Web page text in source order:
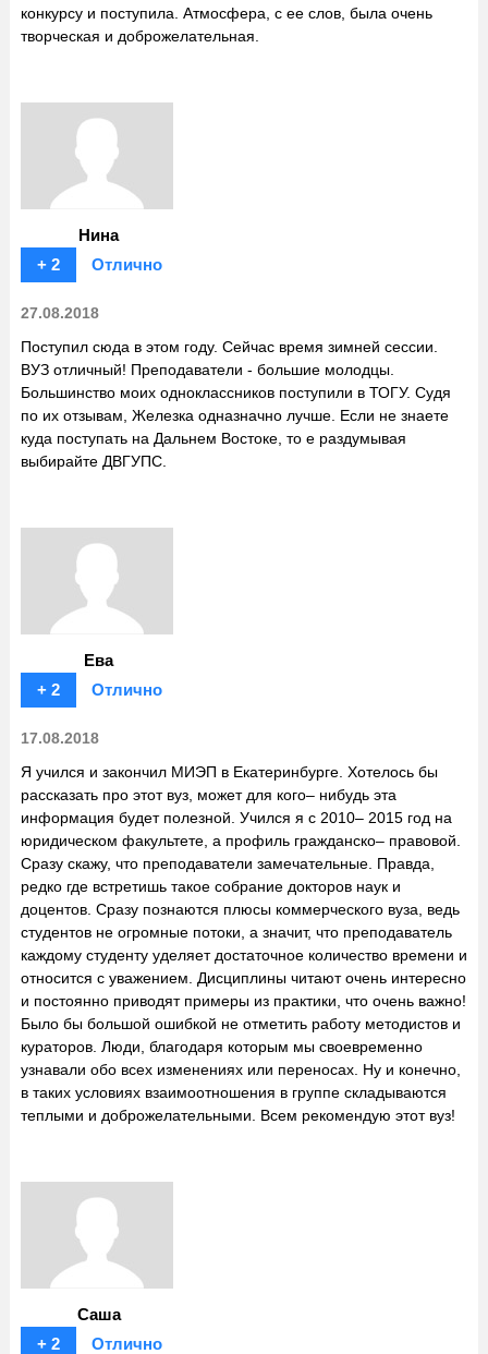
конкурсу и поступила. Атмосфера, с ее слов, была очень
творческая и доброжелательная.
Нина
+ 2
Отлично
27.08.2018
Поступил сюда в этом году. Сейчас время зимней сессии.
ВУЗ отличный! Преподаватели - большие молодцы.
Большинство моих одноклассников поступили в ТОГУ. Судя
по их отзывам, Железка одназначно лучше. Если не знаете
куда поступать на Дальнем Востоке, то е раздумывая
выбирайте ДВГУПС.
Ева
+ 2
Отлично
17.08.2018
Я учился и закончил МИЭП в Екатеринбурге. Хотелось бы
рассказать про этот вуз, может для кого– нибудь эта
информация будет полезной. Учился я с 2010– 2015 год на
юридическом факультете, а профиль гражданско– правовой.
Сразу скажу, что преподаватели замечательные. Правда,
редко где встретишь такое собрание докторов наук и
доцентов. Сразу познаются плюсы коммерческого вуза, ведь
студентов не огромные потоки, а значит, что преподаватель
каждому студенту уделяет достаточное количество времени и
относится с уважением. Дисциплины читают очень интересно
и постоянно приводят примеры из практики, что очень важно!
Было бы большой ошибкой не отметить работу методистов и
кураторов. Люди, благодаря которым мы своевременно
узнавали обо всех изменениях или переносах. Ну и конечно,
в таких условиях взаимоотношения в группе складываются
теплыми и доброжелательными. Всем рекомендую этот вуз!
Саша
+ 2
Отлично